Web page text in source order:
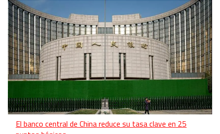
El banco central de China reduce su tasa clave en 25